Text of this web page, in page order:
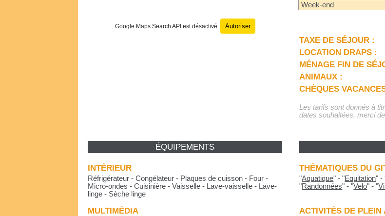
Google Maps Search API est désactivé. Autoriser
Week-end
TAXE DE SÉJOUR :
LOCATION DRAPS :
MÉNAGE FIN DE
ANIMAUX :
CHÈQUES
Les tarifs sont donnés à
dates souhaitées, merci
ÉQUIPEMENTS
INTÉRIEUR
Réfrigérateur - Congélateur - Plaques de cuisson - Four -
Micro-ondes - Cuisinière - Vaisselle - Lave-vaisselle - Lave-
linge - Sèche linge
MULTIMÉDIA
THÉMATIQUES DU
"Aquatique" -"Equitation" -
"Randonnées" -"Velo" -"
ACTIVITÉS DE PLEIN